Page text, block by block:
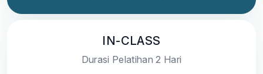
IN-CLASS
Durasi Pelatihan 2 Hari